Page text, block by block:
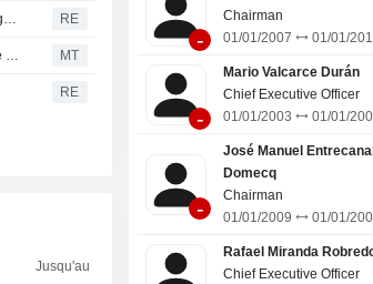
Enel aura plus de poids au sein du conseil d'administration de sa filiale espagnole Endesa RE
Le PDG sortant d'Enel démissionne du conseil d'administration de l'entreprise espagnole Endesa MT
RE
Jusqu'au
-
Chairman
01/01/2007
01/01/
-
Mario Valcarce Durán
Chief Executive Officer
01/01/2003
01/01/
-
José Manuel
Domecq
Chairman
01/01/2009
01/01/
Rafael Miranda
Chief Executive Officer